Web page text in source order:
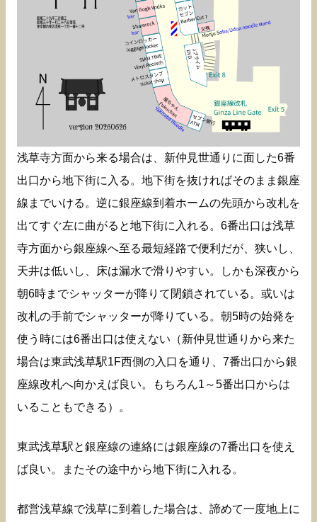
浅草寺方面から来る場合は、新仲見世通りに面した6番
出口から地下街に入る。地下街を抜ければそのまま銀座
線までいける。逆に銀座線到着ホームの先頭から改札を
出てすぐ左に曲がると地下街に入れる。6番出口は浅草
寺方面から銀座線へ至る最短経路で便利だが、狭いし、
天井は低いし、床は漏水で滑りやすい。しかも深夜から
朝6時までシャッターが降りて閉鎖されている。或いは
改札の手前でシャッターが降りている。朝5時の始発を
使う時には6番出口は使えない（新仲見世通りから来た
場合は東武浅草駅1F西側の入口を通り、7番出口から銀
座線改札へ向かえば良い。もちろん1～5番出口からは
いることもできる）。
東武浅草駅と銀座線の連絡には銀座線の7番出口を使え
ば良い。またその途中から地下街に入れる。
都営浅草線で浅草に到着した場合は、諦めて一度地上に